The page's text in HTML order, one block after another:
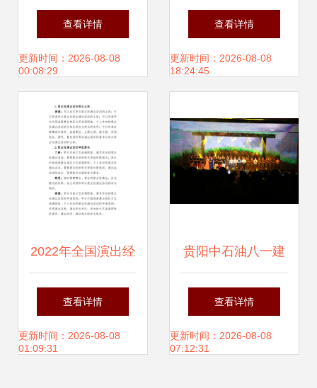
航——萍乡经开区
硖石小学举行庆“六
一”文艺汇演
查看详情
更新时间：2026-08-08
00:08:29
京首场巡演温暖启
幕，演绎酸甜人生
查看详情
更新时间：2026-08-08
18:24:45
2022年全国演出经
纪人员资格认定考
试大纲解析 科目二
查看详情
更新时间：2026-08-08
01:09:31
贵阳中石油八一建
军节庆典晚会圆满
举行
查看详情
更新时间：2026-08-08
07:12:31